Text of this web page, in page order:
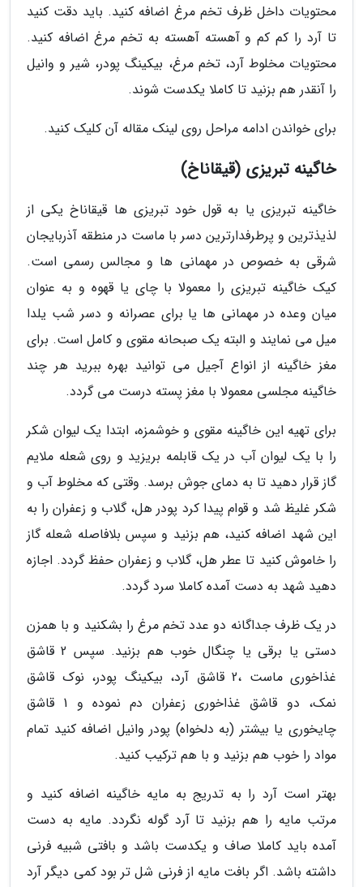
محتویات داخل ظرف تخم مرغ اضافه کنید. باید دقت کنید
تا آرد را کم کم و آهسته آهسته به تخم مرغ اضافه کنید.
محتویات مخلوط آرد، تخم مرغ، بیکینگ پودر، شیر و وانیل
را آنقدر هم بزنید تا کاملا یکدست شوند.
برای خواندن ادامه مراحل روی لینک مقاله آن کلیک کنید.
خاگینه تبریزی (قیقاناخ)
خاگینه تبریزی یا به قول خود تبریزی ها قیقاناخ یکی از
لذیذترین و پرطرفدارترین دسر با ماست در منطقه آذربایجان
شرقی به خصوص در مهمانی ها و مجالس رسمی است.
کیک خاگینه تبریزی را معمولا با چای یا قهوه و به عنوان
میان وعده در مهمانی ها یا برای عصرانه و دسر شب یلدا
میل می نمایند و البته یک صبحانه مقوی و کامل است. برای
مغز خاگینه از انواع آجیل می توانید بهره ببرید هر چند
خاگینه مجلسی معمولا با مغز پسته درست می گردد.
برای تهیه این خاگینه مقوی و خوشمزه، ابتدا یک لیوان شکر
را با یک لیوان آب در یک قابلمه بریزید و روی شعله ملایم
گاز قرار دهید تا به دمای جوش برسد. وقتی که مخلوط آب و
شکر غلیظ شد و قوام پیدا کرد پودر هل، گلاب و زعفران را به
این شهد اضافه کنید، هم بزنید و سپس بلافاصله شعله گاز
را خاموش کنید تا عطر هل، گلاب و زعفران حفظ گردد. اجازه
دهید شهد به دست آمده کاملا سرد گردد.
در یک ظرف جداگانه دو عدد تخم مرغ را بشکنید و با همزن
دستی یا برقی یا چنگال خوب هم بزنید. سپس 2 قاشق
غذاخوری ماست ،2 قاشق آرد، بیکینگ پودر، نوک قاشق
نمک، دو قاشق غذاخوری زعفران دم نموده و 1 قاشق
چایخوری یا بیشتر (به دلخواه) پودر وانیل اضافه کنید تمام
مواد را خوب هم بزنید و با هم ترکیب کنید.
بهتر است آرد را به تدریج به مایه خاگینه اضافه کنید و
مرتب مایه را هم بزنید تا آرد گوله نگردد. مایه به دست
آمده باید کاملا صاف و یکدست باشد و بافتی شبیه فرنی
داشته باشد. اگر بافت مایه از فرنی شل تر بود کمی دیگر آرد